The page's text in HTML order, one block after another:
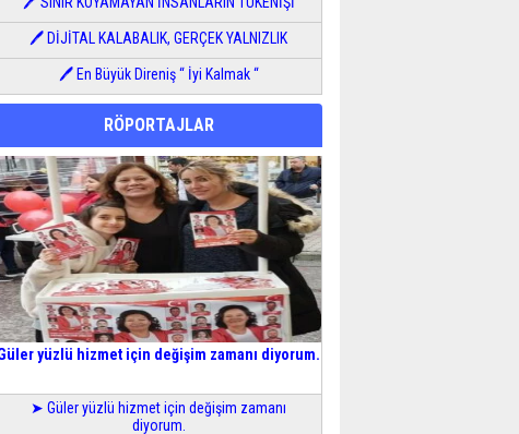
🖊 DİJİTAL KALABALIK, GERÇEK YALNIZLIK
🖊 En Büyük Direniş “ İyi Kalmak “
RÖPORTAJLAR
yüzlü hizmet için değişim zamanı diyorum.
➤ Güler yüzlü hizmet için değişim zamanı
diyorum.